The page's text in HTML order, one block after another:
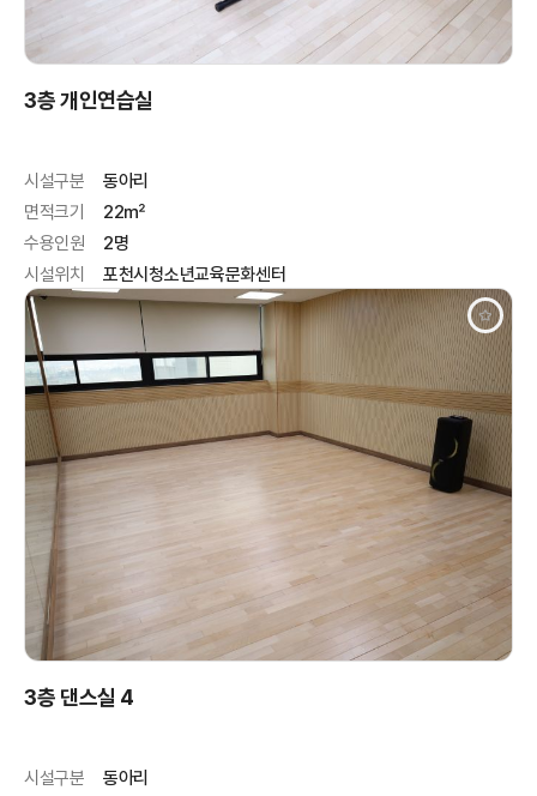
3층 개인연습실
시설구분
동아리
면적크기
22㎡
수용인원
2명
시설위치
포천시청소년교육문화센터
3층 댄스실 4
시설구분
동아리